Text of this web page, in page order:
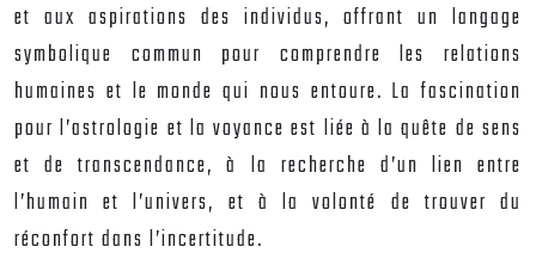
et aux aspirations des individus, offrant un langage
symbolique commun pour comprendre les relations
humaines et le monde qui nous entoure. La fascination
pour l’astrologie et la voyance est liée à la quête de sens
et de transcendance, à la recherche d’un lien entre
l’humain et l’univers, et à la volonté de trouver du
réconfort dans l’incertitude.